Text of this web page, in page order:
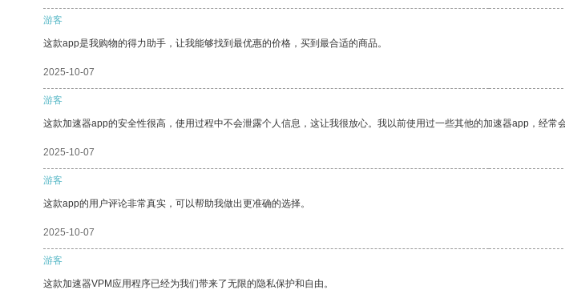
游客
这款app是我购物的得力助手，让我能够找到最优惠的价格，买到最合适的商品。
2025-10-07
游客
这款加速器app的安全性很高，使用过程中不会泄露个人信息，这让我很放心。我以前使用过一些其他的加速器app，经常
2025-10-07
游客
这款app的用户评论非常真实，可以帮助我做出更准确的选择。
2025-10-07
游客
这款加速器VPM应用程序已经为我们带来了无限的隐私保护和自由。